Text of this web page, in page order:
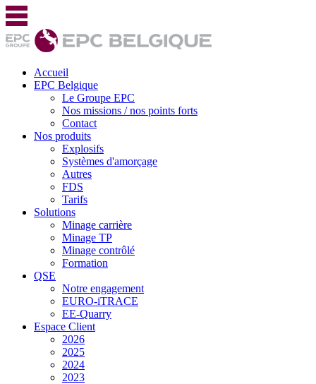
Accueil
EPC Belgique
Le Groupe EPC
Nos missions / nos points forts
Contact
Nos produits
Explosifs
Systèmes d'amorçage
Autres
FDS
Tarifs
Solutions
Minage carrière
Minage TP
Minage contrôlé
Formation
QSE
Notre engagement
EURO-iTRACE
EE-Quarry
Espace Client
2026
2025
2024
2023